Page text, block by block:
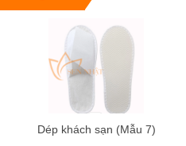
Dép khách sạn (Mẫu 7)